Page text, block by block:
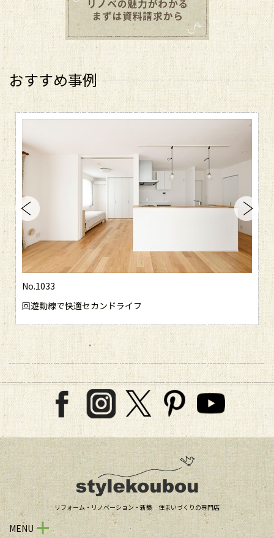
おすすめ事例
No.1033
回遊動線で快適セカンドライフ
リフォーム・リノベーション・新築 住まいづくりの専門店
MENU